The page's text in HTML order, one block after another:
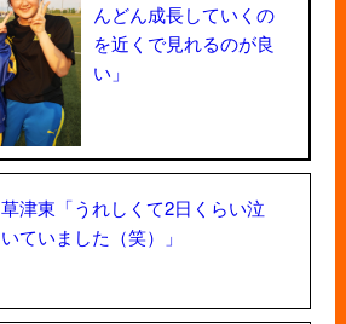
んどん成長していくの
を近くで見れるのが良
い」
草津東「うれしくて2日くらい泣
いていました（笑）」